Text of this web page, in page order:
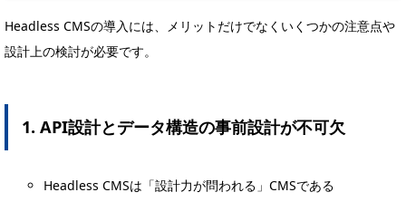
Headless CMSの導入には、メリットだけでなくいくつかの注意点や
設計上の検討が必要です。
1. API設計とデータ構造の事前設計が不可欠
Headless CMSは「設計力が問われる」CMSである